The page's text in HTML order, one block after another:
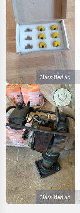
Classified ad
Classified ad